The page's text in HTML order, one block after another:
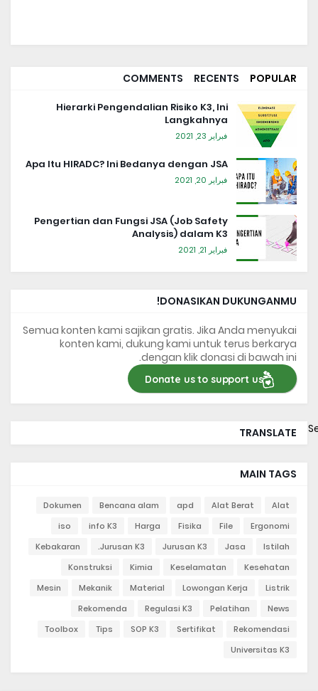
POPULAR
RECENTS
COMMENTS
Hierarki Pengendalian Risiko K3, Ini
Langkahnya
فبراير 23, 2021
Apa Itu HIRADC? Ini Bedanya dengan JSA
فبراير 20, 2021
Pengertian dan Fungsi JSA (Job Safety
Analysis) dalam K3
فبراير 21, 2021
DONASIKAN DUKUNGANMU!
Semua konten kami sajikan gratis. Jika Anda menyukai
konten kami, dukung kami untuk terus berkarya
dengan klik donasi di bawah ini.
Donate us to support us
TRANSLATE
MAIN TAGS
Alat
Alat Berat
apd
Bencana alam
Dokumen
Ergonomi
File
Fisika
Harga
info K3
iso
Istilah
Jasa
Jurusan K3
Jurusan K3.
Kebakaran
Kesehatan
Keselamatan
Kimia
Konstruksi
Listrik
Lowongan Kerja
Material
Mekanik
Mesin
News
Pelatihan
Regulasi K3
Rekomenda
Rekomendasi
Sertifikat
SOP K3
Tips
Toolbox
Universitas K3